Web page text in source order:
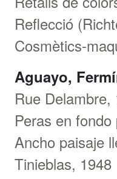
Reflecció
Cosmètics-
Aguayo,
Rue Delambre,
Peras en
Ancho paisaje
Tinieblas, 1948